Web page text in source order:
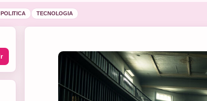
POLITICA TECNOLOGIA
Ir